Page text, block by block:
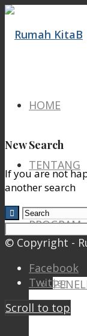
HOME
TENTANG
PROGRAM
New Search
If you are not
another search
© Copyright -
Facebook
Twitter
Scroll to top